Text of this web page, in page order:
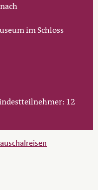
im Schloss
12